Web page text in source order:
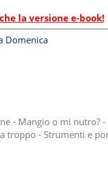
la versione e-book!
Domenica
- Mangio o mi nutro?
troppo - Strumenti e